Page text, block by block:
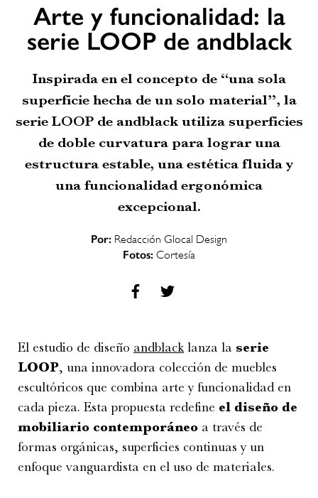
Arte y funcionalidad: la
serie LOOP de andblack
Inspirada en el concepto de “una sola
superficie hecha de un solo material”, la
serie LOOP de andblack utiliza superficies
de doble curvatura para lograr una
estructura estable, una estética fluida y
una funcionalidad ergonómica
excepcional.
Por: Redacción Glocal Design
Fotos: Cortesía
El estudio de diseño andblack lanza la serie
LOOP, una innovadora colección de muebles
escultóricos que combina arte y funcionalidad en
cada pieza. Esta propuesta redefine el diseño de
mobiliario contemporáneo a través de
formas orgánicas, superficies continuas y un
enfoque vanguardista en el uso de materiales.